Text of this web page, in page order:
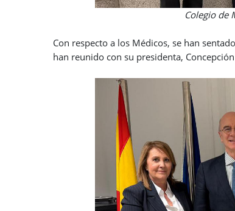
Colegio de Médicos de
Con respecto a los Médicos, se han
han reunido con su presidenta,